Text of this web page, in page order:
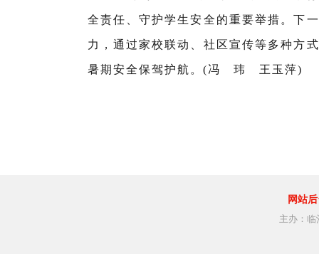
全责任、守护学生安全的重要举措。下
力，通过家校联动、社区宣传等多种方
暑期安全保驾护航。(冯 玮 王玉萍)
网站
主办：